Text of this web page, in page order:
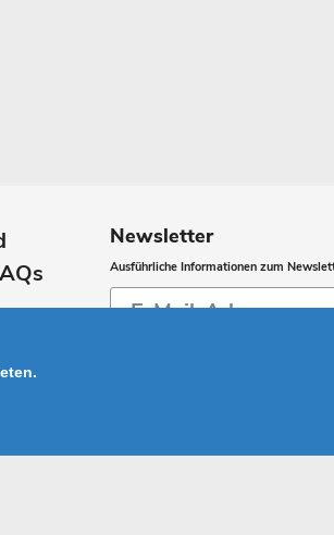
Newsletter
Ausführliche Informationen zum
Abonnieren